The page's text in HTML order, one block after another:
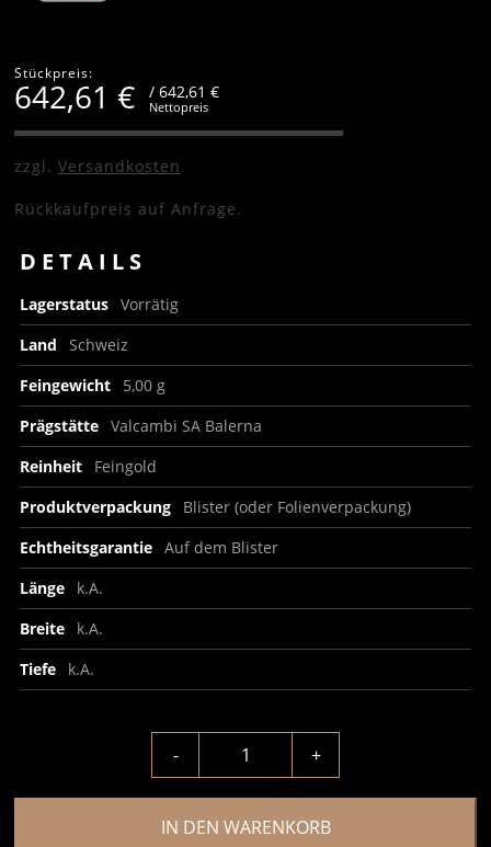
Stückpreis:
642,61 € / 642,61 €
Nettopreis
zzgl. Versandkosten
Rückkaufpreis auf Anfrage.
DETAILS
Lagerstatus Vorrätig
Land
Schweiz
Feingewicht
5,00 g
Prägstätte Valcambi SA Balerna
Reinheit
Feingold
Produktverpackung
Blister (oder Folienverpackung)
Echtheitsgarantie Auf dem Blister
Länge
k.A.
Breite
k.A.
Tiefe
k.A.
- +
IN DEN WARENKORB